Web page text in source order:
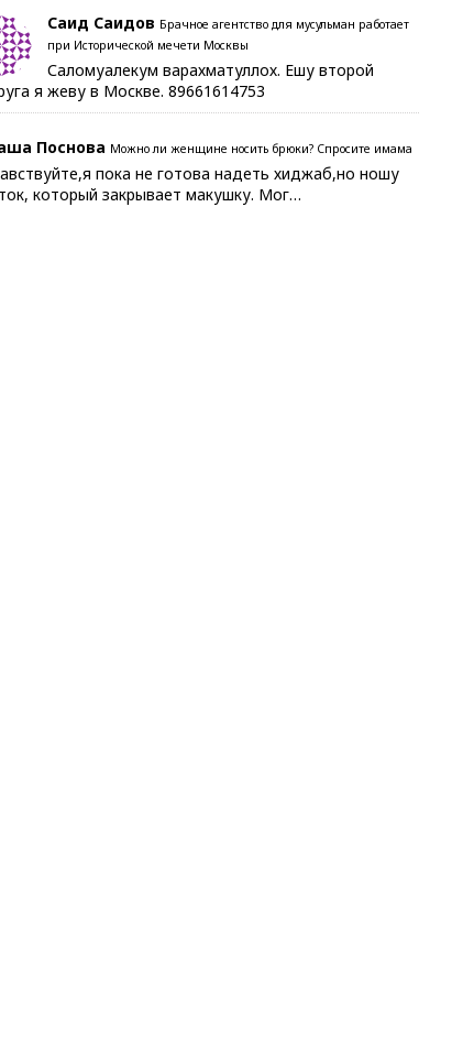
Саид Саидов Брачное агентство для мусульман работает
при Исторической мечети Москвы
Саломуалекум варахматуллох. Ешу второй
я жеву в Москве. 89661614753
Поснова Можно ли женщине носить брюки? Спросите имама
пока не готова надеть хиджаб,но ношу
который закрывает макушку. Мог…